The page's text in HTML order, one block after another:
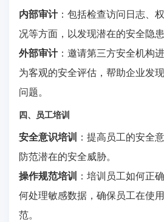
内部审计：包括检查访问日志、
况等方面，以发现潜在的安全隐患
外部审计：邀请第三方安全机构
为客观的安全评估，帮助企业发
问题。
四、员工培训
安全意识培训 ：提高员工的安全
防范潜在的安全威胁。
操作规范培训 ：培训员工如何正
何处理敏感数据，确保员工在使
范。